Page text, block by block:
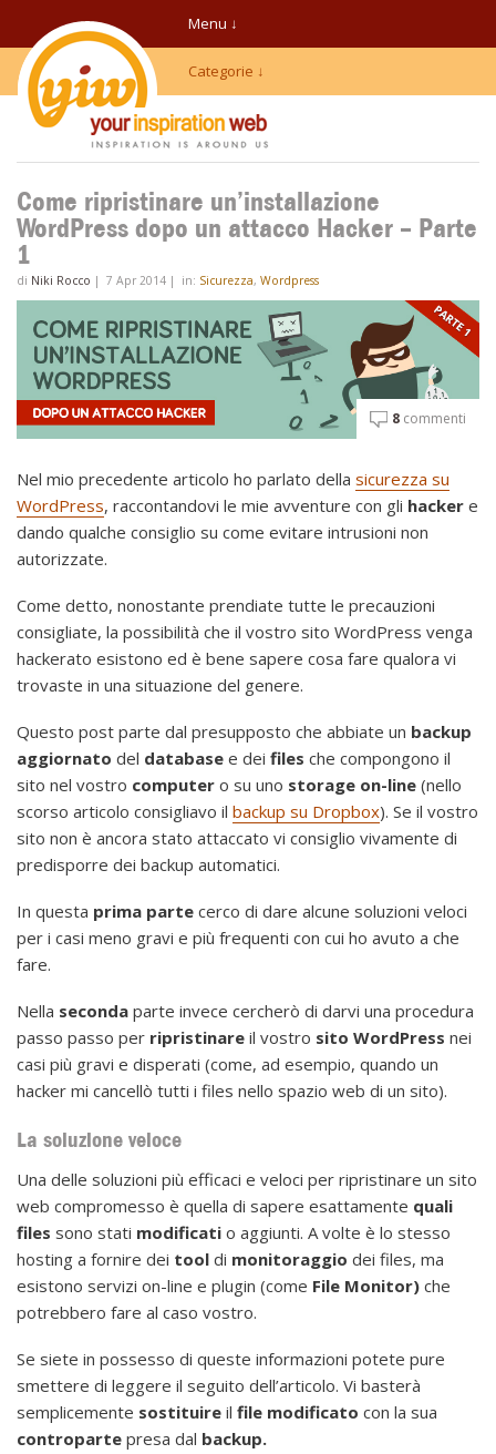
Menu ↓
Categorie ↓
Come ripristinare un’installazione
WordPress dopo un attacco Hacker – Parte
1
di Niki Rocco | 7 Apr 2014 | in: Sicurezza, Wordpress
8 commenti
Nel mio precedente articolo ho parlato della sicurezza su
WordPress, raccontandovi le mie avventure con gli hacker e
dando qualche consiglio su come evitare intrusioni non
autorizzate.
Come detto, nonostante prendiate tutte le precauzioni
consigliate, la possibilità che il vostro sito WordPress venga
hackerato esistono ed è bene sapere cosa fare qualora vi
trovaste in una situazione del genere.
Questo post parte dal presupposto che abbiate un backup
aggiornato del database e dei files che compongono il
sito nel vostro computer o su uno storage on-line (nello
scorso articolo consigliavo il backup su Dropbox). Se il vostro
sito non è ancora stato attaccato vi consiglio vivamente di
predisporre dei backup automatici.
In questa prima parte cerco di dare alcune soluzioni veloci
per i casi meno gravi e più frequenti con cui ho avuto a che
fare.
Nella seconda parte invece cercherò di darvi una procedura
passo passo per ripristinare il vostro sito WordPress nei
casi più gravi e disperati (come, ad esempio, quando un
hacker mi cancellò tutti i files nello spazio web di un sito).
La soluzione veloce
Una delle soluzioni più efficaci e veloci per ripristinare un sito
web compromesso è quella di sapere esattamente quali
files sono stati modificati o aggiunti. A volte è lo stesso
hosting a fornire dei tool di monitoraggio dei files, ma
esistono servizi on-line e plugin (come File Monitor) che
potrebbero fare al caso vostro.
Se siete in possesso di queste informazioni potete pure
smettere di leggere il seguito dell’articolo. Vi basterà
semplicemente sostituire il file modificato con la sua
controparte presa dal backup.